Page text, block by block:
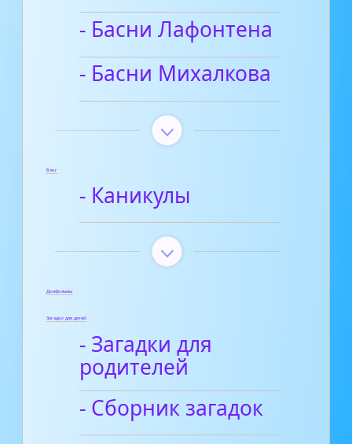
- Басни Лафонтена
- Басни Михалкова
Блог
- Каникулы
Диафильмы
Загадки для детей
- Загадки для
родителей
- Сборник загадок